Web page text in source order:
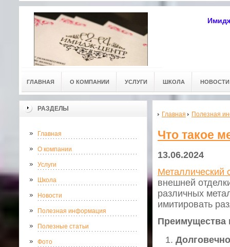
ГЛАВНАЯ О КОМПАНИИ УСЛУГИ ШКОЛА НОВОСТИ
РАЗДЕЛЫ
Главная
О компании
Услуги
Школа
Новости
Полезная информация
Полезные статьи
Фото
Главная Полезная
Что такое
13.06.2024
Металлический
внешней
различных
имитировать
Преимущества